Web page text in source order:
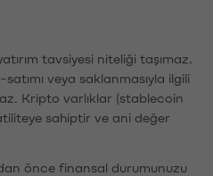
tavsiyesi niteliği taşımaz.
veya saklanmasıyla ilgili
Kripto varlıklar (stablecoin
sahiptir ve ani değer
önce finansal durumunuzu